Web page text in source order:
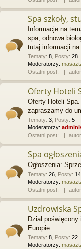
Spa szkoły,
Informacje na
spa, odnowa
tutaj informacji
Tematy: 8 Posty: 28
Moderatorzy:
Ostatni post:
Oferty Hoteli
Oferty Hoteli
zapraszamy do
Tematy: 3 Posty: 5
Moderatorzy:
Ostatni post:
Spa
Ogłoszenia:
Tematy: 26 Posty:
Moderatorzy:
Ostatni post:
Uzdrowiska
Dział
Europie.
Tematy: 8 Posty: 22
Moderatorzy: